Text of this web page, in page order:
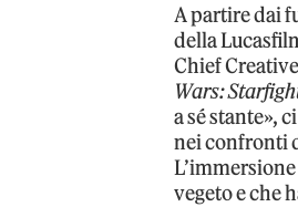
A partire dai
della
Chief
Wars:
a sé stante»,
nei confronti
vegeto e che